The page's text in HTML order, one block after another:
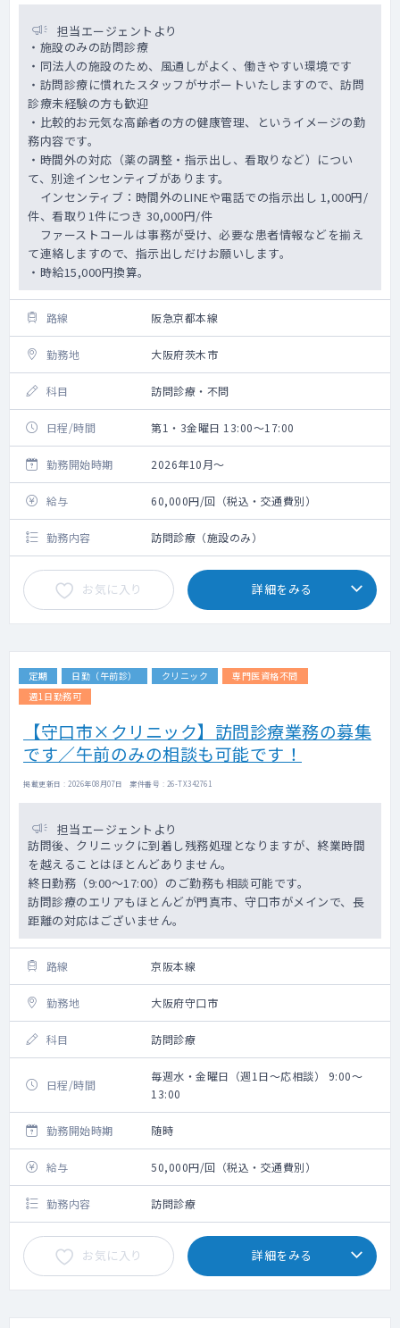
担当エージェントより
・施設のみの訪問診療
・同法人の施設のため、風通しがよく、働きやすい環境です
・訪問診療に慣れたスタッフがサポートいたしますので、訪問
診療未経験の方も歓迎
・比較的お元気な高齢者の方の健康管理、というイメージの勤
務内容です。
・時間外の対応（薬の調整・指示出し、看取りなど）につい
て、別途インセンティブがあります。
インセンティブ：時間外のLINEや電話での指示出し 1,000円/
件、看取り1件につき 30,000円/件
ファーストコールは事務が受け、必要な患者情報などを揃え
て連絡しますので、指示出しだけお願いします。
・時給15,000円換算。
路線 阪急京都本線
勤務地 大阪府茨木市
科目 訪問診療・不問
日程/時間 第1・3金曜日 13:00～17:00
勤務開始時期 2026年10月～
給与 60,000円/回（税込・交通費別）
勤務内容 訪問診療（施設のみ）
お気に入り 詳細をみる
定期 日勤（午前診） クリニック
専門医資格不問
週1日勤務可
【守口市×クリニック】訪問診療業務の募集
です／午前のみの相談も可能です！
掲載更新日 : 2026年08月07日 案件番号 : 26-TX342761
担当エージェントより
訪問後、クリニックに到着し残務処理となりますが、終業時間
を越えることはほとんどありません。
終日勤務（9:00～17:00）のご勤務も相談可能です。
訪問診療のエリアもほとんどが門真市、守口市がメインで、長
距離の対応はございません。
路線 京阪本線
勤務地 大阪府守口市
科目 訪問診療
日程/時間
毎週水・金曜日（週1日～応相談） 9:00～
13:00
勤務開始時期 随時
給与 50,000円/回（税込・交通費別）
勤務内容 訪問診療
お気に入り 詳細をみる